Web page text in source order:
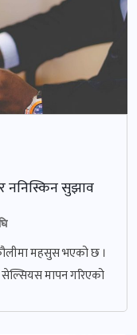
ननिस्किन सुझाव
महसुस भएको छ ।
मापन गरिएको